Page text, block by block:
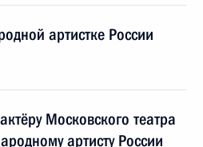
артистке России
Московского театра
артисту России